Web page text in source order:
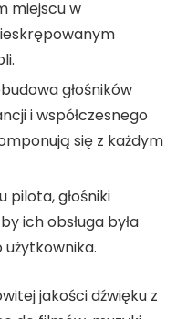
miejscu w
głośników
i współczesnego
się z każdym
pilota, głośniki
ich obsługa była
użytkownika.
jakości dźwięku z